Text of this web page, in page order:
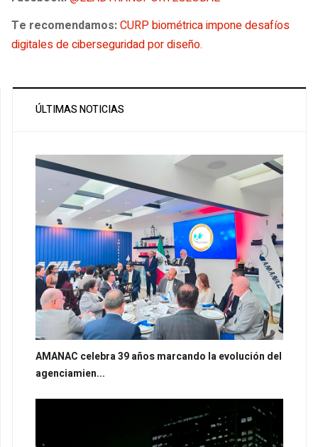
Te recomendamos:CURP biométrica impone desafíos
digitales de ciberseguridad por diseño.
ÚLTIMAS NOTICIAS
AMANAC celebra 39 años marcando la evolución del
agenciamien...